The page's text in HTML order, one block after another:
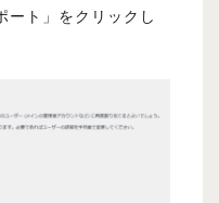
ート」をクリックし